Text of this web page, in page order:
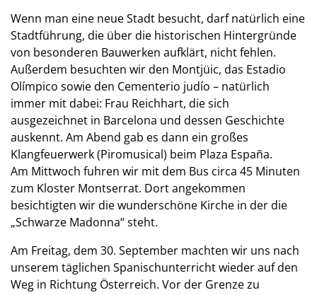
Wenn man eine neue Stadt besucht, darf natürlich eine
Stadtführung, die über die historischen Hintergründe
von besonderen Bauwerken aufklärt, nicht fehlen.
Außerdem besuchten wir den Montjüic, das Estadio
Olímpico sowie den Cementerio judío – natürlich
immer mit dabei: Frau Reichhart, die sich
ausgezeichnet in Barcelona und dessen Geschichte
auskennt. Am Abend gab es dann ein großes
Klangfeuerwerk (Piromusical) beim Plaza España.
Am Mittwoch fuhren wir mit dem Bus circa 45 Minuten
zum Kloster Montserrat. Dort angekommen
besichtigten wir die wunderschöne Kirche in der die
„Schwarze Madonna“ steht.
Am Freitag, dem 30. September machten wir uns nach
unserem täglichen Spanischunterricht wieder auf den
Weg in Richtung Österreich. Vor der Grenze zu